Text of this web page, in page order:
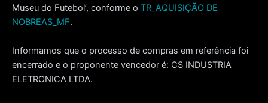
Museu do Futebol’, conforme o TR_AQUISIÇÃO DE
NOBREAS_MF.
Informamos que o processo de compras em referência foi
encerrado e o proponente vencedor é: CS INDUSTRIA
ELETRONICA LTDA.